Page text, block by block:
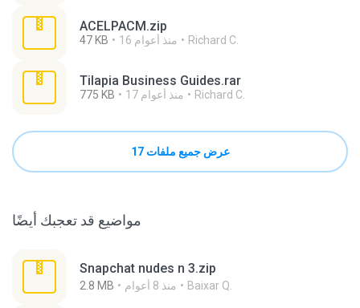
ACELPACM.zip
47 KB 16 منذ أعوام Richard C.
Tilapia Business Guides.rar
775 KB 17 منذ أعوام Richard C.
عرض جميع ملفات 17
مواضيع قد تعجبك أيضًا
Snapchat nudes n 3.zip
2.8 MB منذ 8 أعوام Baixar Q.